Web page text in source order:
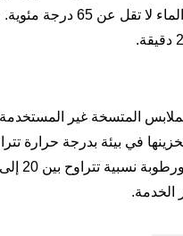
من أن درجة حرارة الماء لا تقل
المتسخة غير المستخدمة
الخدمة.